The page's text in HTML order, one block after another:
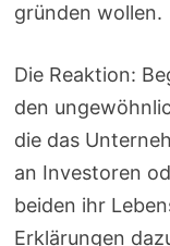
gründen wollen.
Die Reaktion:
den
die das
an Investoren
beiden ihr
Erklärungen